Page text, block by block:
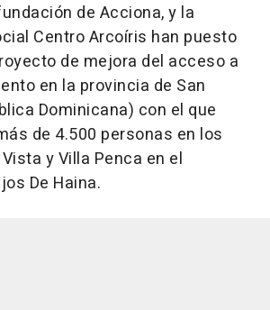
de Acciona, y la
Centro Arcoíris han puesto
de mejora del acceso a
en la provincia de San
Dominicana) con el que
de 4.500 personas en los
y Villa Penca en el
De Haina.